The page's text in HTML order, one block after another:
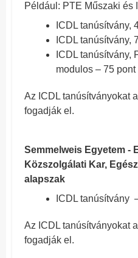
Például: PTE Műszaki és
ICDL tanúsítvány,
ICDL tanúsítvány,
ICDL tanúsítvány,
modulos – 75 pont
Az ICDL tanúsítványokat
fogadják el.
Semmelweis Egyetem -
Közszolgálati Kar,
alapszak
ICDL tanúsítvány
Az ICDL tanúsítványokat
fogadják el.